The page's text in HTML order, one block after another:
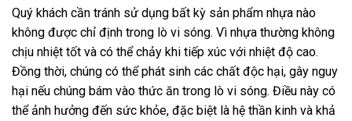
Quý khách cần tránh sử dụng bất kỳ sản phẩm nhựa nào
không được chỉ định trong lò vi sóng. Vì nhựa thường không
chịu nhiệt tốt và có thể chảy khi tiếp xúc với nhiệt độ cao.
Đồng thời, chúng có thể phát sinh các chất độc hại, gây nguy
hại nếu chúng bám vào thức ăn trong lò vi sóng. Điều này có
thể ảnh hưởng đến sức khỏe, đặc biệt là hệ thần kinh và khả